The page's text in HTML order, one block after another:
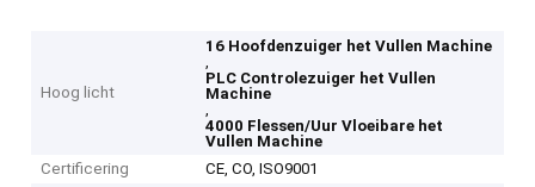
Hoog licht
16 Hoofdenzuiger het Vullen Machine
,
PLC Controlezuiger het Vullen
Machine
,
4000 Flessen/Uur Vloeibare het
Vullen Machine
Certificering
CE, CO, ISO9001